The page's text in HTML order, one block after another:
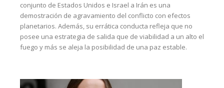
conjunto de Estados Unidos e Israel a Irán es una
demostración de agravamiento del conflicto con efectos
planetarios. Además, su errática conducta refleja que no
posee una estrategia de salida que de viabilidad a un alto el
fuego y más se aleja la posibilidad de una paz estable.